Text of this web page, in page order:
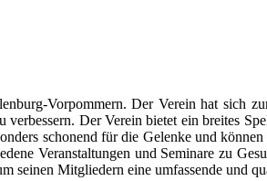
Vorpommern. Der Verein hat sich
Der Verein bietet ein breites
schonend für die Gelenke und
Veranstaltungen und Seminare zu
seinen Mitgliedern eine umfassende und